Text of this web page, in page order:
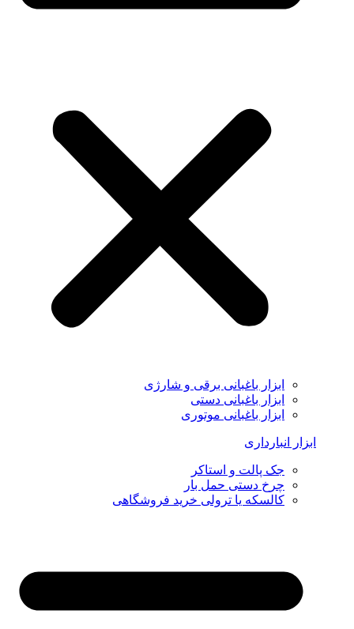
ابزار باغبانی برقی و شارژی
ابزار باغبانی دستی
ابزار باغبانی موتوری
ابزار انبارداری
جک پالت و استاکر
چرخ دستی حمل بار
کالسکه یا ترولی خرید فروشگاهی